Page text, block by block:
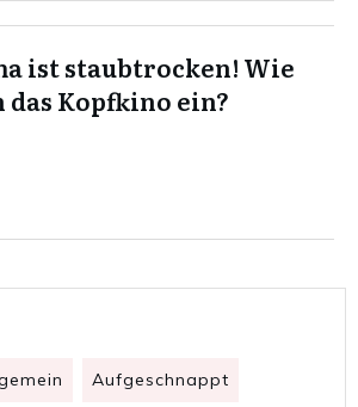
ist staubtrocken! Wie
das Kopfkino ein?
Aufgeschnappt